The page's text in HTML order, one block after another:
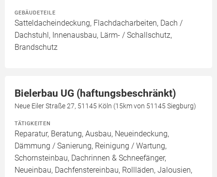
GEBÄUDETEILE
Satteldacheindeckung, Flachdacharbeiten, Dach /
Dachstuhl, Innenausbau, Lärm- / Schallschutz,
Brandschutz
Bielerbau UG (haftungsbeschränkt)
Neue Eiler Straße 27, 51145 Köln (15km von 51145 Siegburg)
TÄTIGKEITEN
Reparatur, Beratung, Ausbau, Neueindeckung,
Dämmung / Sanierung, Reinigung / Wartung,
Schornsteinbau, Dachrinnen & Schneefänger,
Neueinbau, Dachfenstereinbau, Rollläden, Jalousien,